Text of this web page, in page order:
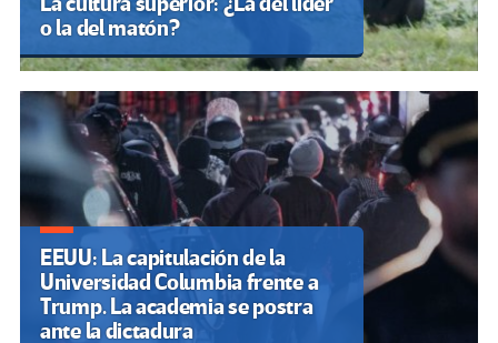
o la del matón?
EEUU: La capitulación de la
Universidad Columbia frente a
Trump. La academia se postra
ante la dictadura